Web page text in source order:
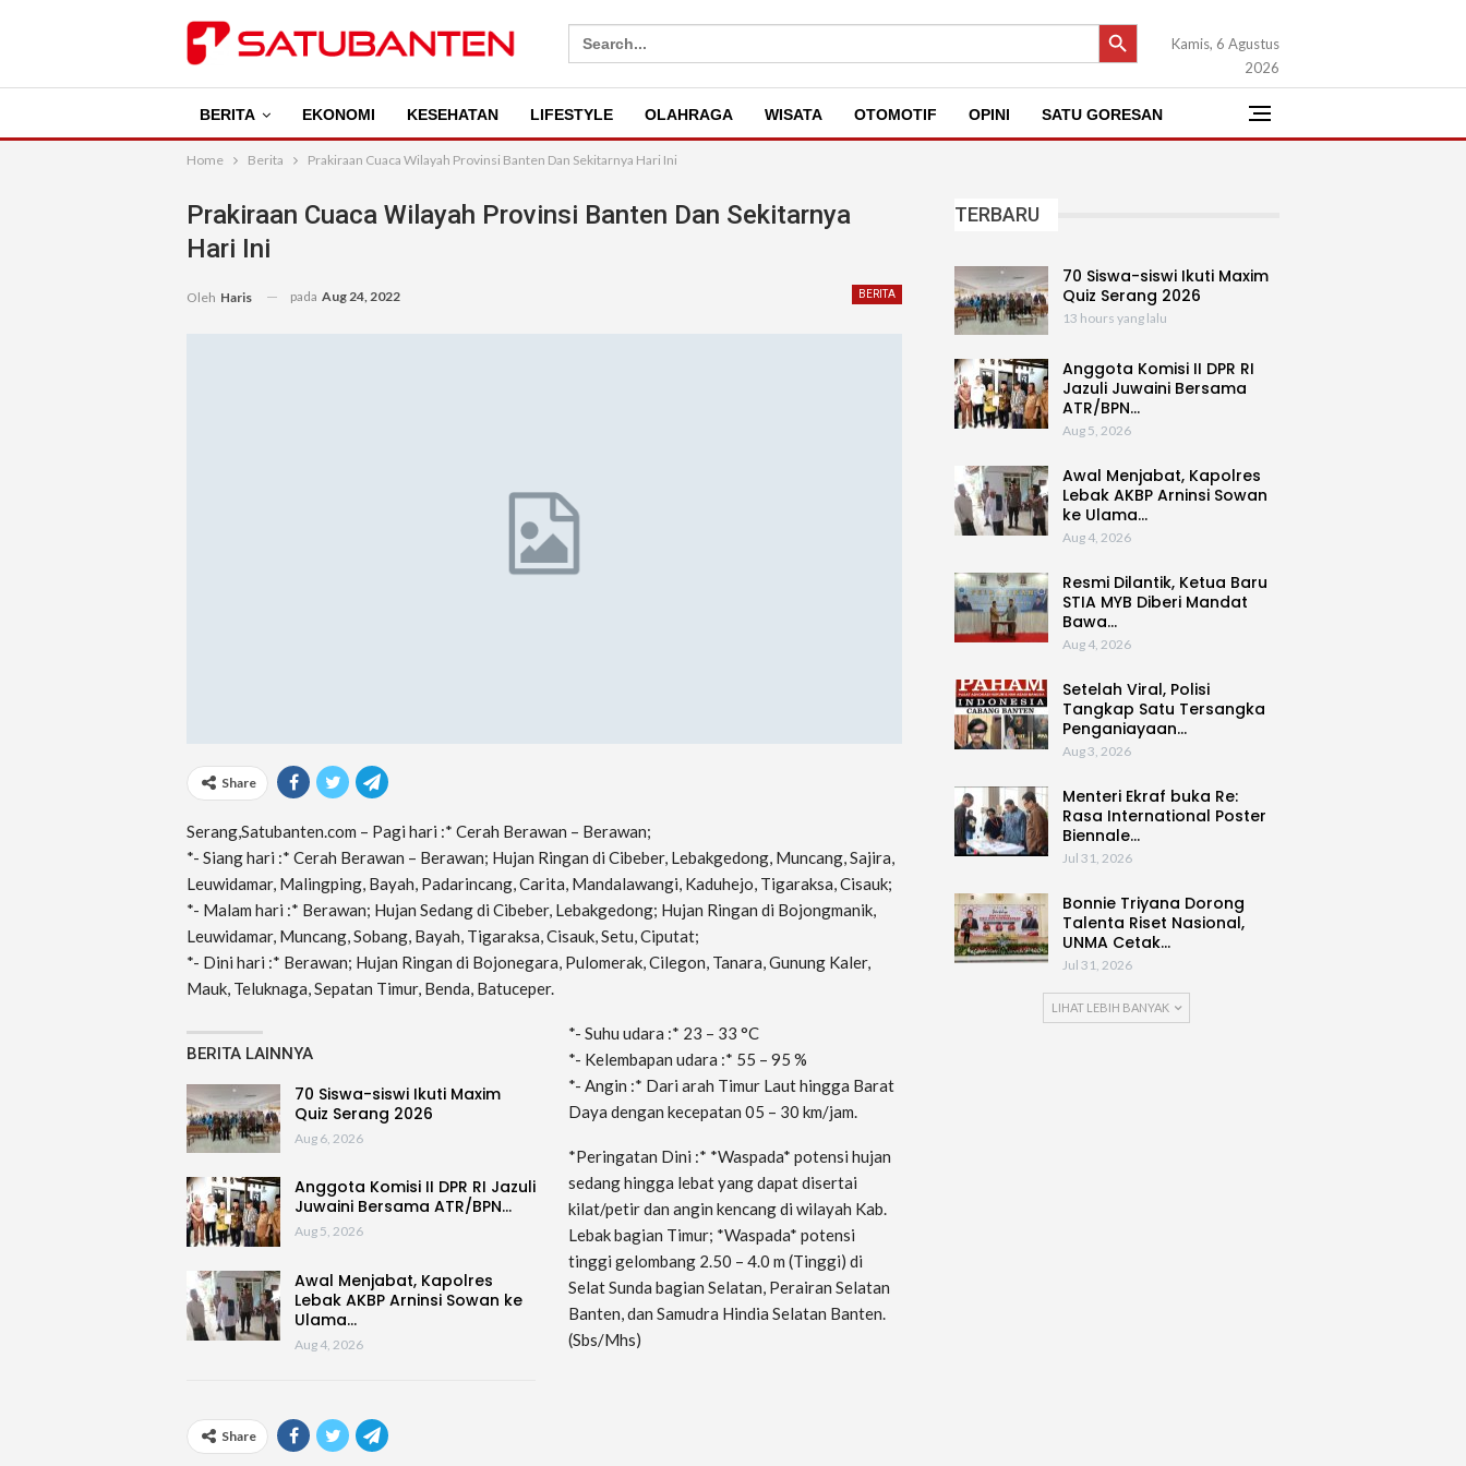
Search
for:
SEARCH BUTTON
Kamis, 6 Agustus
2026
BERITA EKONOMI KESEHATAN LIFESTYLE OLAHRAGA WISATA OTOMOTIF OPINI SATU GORESAN
Home Berita Prakiraan Cuaca Wilayah Provinsi Banten Dan Sekitarnya Hari Ini
Prakiraan Cuaca Wilayah Provinsi Banten Dan Sekitarnya
Hari Ini
BERITA
Oleh Haris pada Aug 24, 2022
Share
Serang,Satubanten.com – Pagi hari :* Cerah Berawan – Berawan;
*- Siang hari :* Cerah Berawan – Berawan; Hujan Ringan di Cibeber, Lebakgedong, Muncang, Sajira,
Leuwidamar, Malingping, Bayah, Padarincang, Carita, Mandalawangi, Kaduhejo, Tigaraksa, Cisauk;
*- Malam hari :* Berawan; Hujan Sedang di Cibeber, Lebakgedong; Hujan Ringan di Bojongmanik,
Leuwidamar, Muncang, Sobang, Bayah, Tigaraksa, Cisauk, Setu, Ciputat;
*- Dini hari :* Berawan; Hujan Ringan di Bojonegara, Pulomerak, Cilegon, Tanara, Gunung Kaler,
Mauk, Teluknaga, Sepatan Timur, Benda, Batuceper.
BERITA LAINNYA
70 Siswa-siswi Ikuti Maxim
Quiz Serang 2026
Aug 6, 2026
Anggota Komisi II DPR RI Jazuli
Juwaini Bersama ATR/BPN…
Aug 5, 2026
Awal Menjabat, Kapolres
Lebak AKBP Arninsi Sowan ke
Ulama…
Aug 4, 2026
*- Suhu udara :* 23 – 33 °C
*- Kelembapan udara :* 55 – 95 %
*- Angin :* Dari arah Timur Laut hingga Barat
Daya dengan kecepatan 05 – 30 km/jam.
*Peringatan Dini :* *Waspada* potensi hujan
sedang hingga lebat yang dapat disertai
kilat/petir dan angin kencang di wilayah Kab.
Lebak bagian Timur; *Waspada* potensi
tinggi gelombang 2.50 – 4.0 m (Tinggi) di
Selat Sunda bagian Selatan, Perairan Selatan
Banten, dan Samudra Hindia Selatan Banten.
(Sbs/Mhs)
Share
TERBARU
70 Siswa-siswi Ikuti Maxim
Quiz Serang 2026
13 hours yang lalu
Anggota Komisi II DPR RI
Jazuli Juwaini Bersama
ATR/BPN…
Aug 5, 2026
Awal Menjabat, Kapolres
Lebak AKBP Arninsi Sowan
ke Ulama…
Aug 4, 2026
Resmi Dilantik, Ketua Baru
STIA MYB Diberi Mandat
Bawa…
Aug 4, 2026
Setelah Viral, Polisi
Tangkap Satu Tersangka
Penganiayaan…
Aug 3, 2026
Menteri Ekraf buka Re:
Rasa International Poster
Biennale…
Jul 31, 2026
Bonnie Triyana Dorong
Talenta Riset Nasional,
UNMA Cetak…
Jul 31, 2026
LIHAT LEBIH BANYAK